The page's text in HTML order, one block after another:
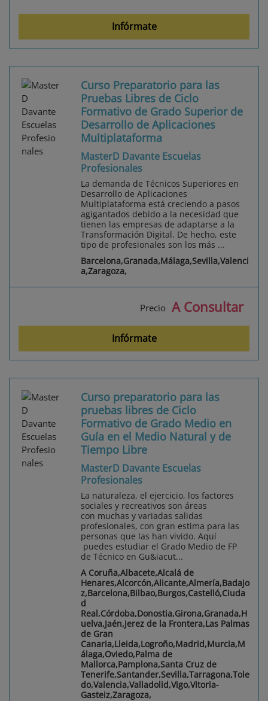
Infórmate
Curso Preparatorio para las
Pruebas Libres de Ciclo
Formativo de Grado Superior de
Desarrollo de Aplicaciones
Multiplataforma
MasterD Davante Escuelas
Profesionales
La demanda de Técnicos Superiores en
Desarrollo de Aplicaciones
Multiplataforma está creciendo a pasos
agigantados debido a la necesidad que
tienen las empresas de adaptarse a la
Transformación Digital. De hecho, este
tipo de profesionales son los más ...
Barcelona,Granada,Málaga,Sevilla,Valenci
a,Zaragoza,
Precio A Consultar
Infórmate
Curso preparatorio para las
pruebas libres de Ciclo
Formativo de Grado Medio en
Guía en el Medio Natural y de
Tiempo Libre
MasterD Davante Escuelas
Profesionales
La naturaleza, el ejercicio, los factores
sociales y recreativos son áreas
con muchas y variadas salidas
profesionales, con gran estima para las
personas que las han vivido. Aquí
puedes estudiar el Grado Medio de FP
de Técnico en Gu&iacut...
A Coruña,Albacete,Alcalá de
Henares,Alcorcón,Alicante,Almería,Badajo
z,Barcelona,Bilbao,Burgos,Castelló,Ciuda
d
Real,Córdoba,Donostia,Girona,Granada,H
uelva,Jaén,Jerez de la Frontera,Las Palmas
de Gran
Canaria,Lleida,Logroño,Madrid,Murcia,M
álaga,Oviedo,Palma de
Mallorca,Pamplona,Santa Cruz de
Tenerife,Santander,Sevilla,Tarragona,Tole
do,Valencia,Valladolid,Vigo,Vitoria-
Gasteiz,Zaragoza,